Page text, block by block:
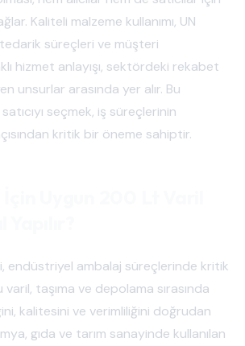
Kaliteli malzeme kullanımı, UN
süreçleri ve müşteri
hizmet anlayışı, sektördeki rekabet
unsurlar arasında yer alır. Bu
seçmek, iş süreçlerinin
kritik bir öneme sahiptir.
endüstriyel ambalaj süreçlerinde kritik
varil, taşıma ve depolama sırasında
kalitesini ve verimliliğini doğrudan
gıda ve tarım sanayinde kullanılan